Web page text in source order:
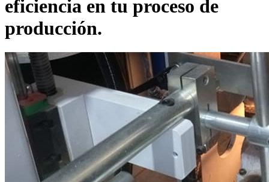
eficiencia en tu proceso de
producción.